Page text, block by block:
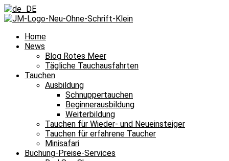
Home
News
Blog Rotes Meer
Tägliche Tauchausfahrten
Tauchen
Ausbildung
Schnuppertauchen
Beginnerausbildung
Weiterbildung
Tauchen für Wieder- und Neueinsteiger
Tauchen für erfahrene Taucher
Minisafari
Buchung-Preise-Services